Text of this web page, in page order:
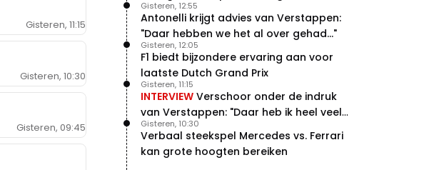
Gisteren, 11:15
Gisteren, 10:30
Gisteren, 09:45
Antonelli krijgt advies van Verstappen:
"Daar hebben we het al over gehad..."
Gisteren, 12:55
F1 biedt bijzondere ervaring aan voor
laatste Dutch Grand Prix
Gisteren, 12:05
INTERVIEW Verschoor onder de indruk
van Verstappen: "Daar heb ik heel veel
respect voor"
Gisteren, 11:15
Verbaal steekspel Mercedes vs. Ferrari
kan grote hoogten bereiken
Gisteren, 10:30